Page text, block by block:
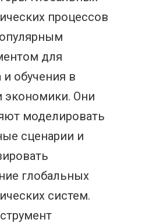
процессов
для
и обучения в
экономики. Они
моделировать
сценарии и
глобальных
систем.